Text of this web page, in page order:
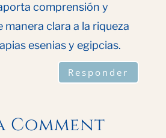
comprensión y
manera clara a la riqueza
esenias y egipcias.
Responder
Comment